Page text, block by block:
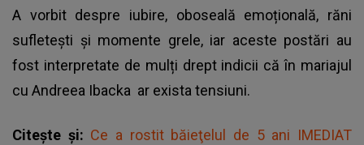
A vorbit despre iubire, oboseală emoțională, răni
sufletești și momente grele, iar aceste postări au
fost interpretate de mulți drept indicii că în mariajul
cu Andreea Ibacka ar exista tensiuni.
Citește și: Ce a rostit băieţelul de 5 ani IMEDIAT